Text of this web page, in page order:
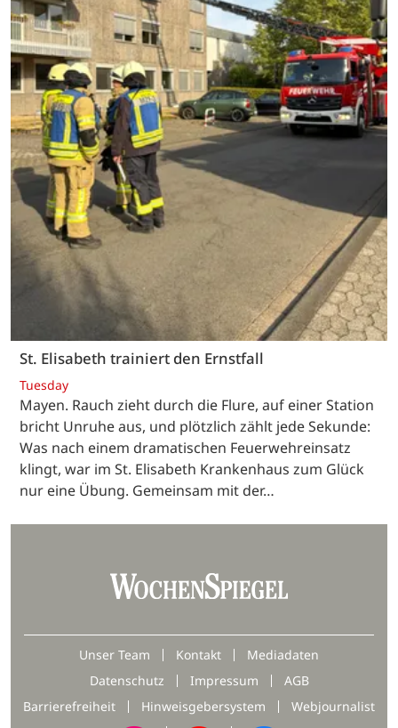
St. Elisabeth trainiert den Ernstfall
Tuesday
Mayen. Rauch zieht durch die Flure, auf einer Station
bricht Unruhe aus, und plötzlich zählt jede Sekunde:
Was nach einem dramatischen Feuerwehreinsatz
klingt, war im St. Elisabeth Krankenhaus zum Glück
nur eine Übung. Gemeinsam mit der…
Unser Team Kontakt
Mediadaten
Datenschutz
Impressum
AGB
Barrierefreiheit
Hinweisgebersystem Webjournalist